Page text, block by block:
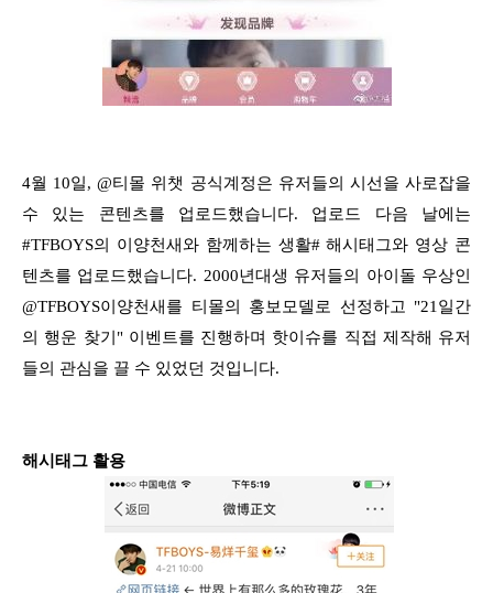
4월 10일, @티몰 위챗 공식계정은 유저들의 시선을 사로잡을
수 있는 콘텐츠를 업로드했습니다. 업로드 다음 날에는
#TFBOYS의 이양천새와 함께하는 생활# 해시태그와 영상 콘
텐츠를 업로드했습니다. 2000년대생 유저들의 아이돌 우상인
@TFBOYS이양천새를 티몰의 홍보모델로 선정하고 "21일간
의 행운 찾기" 이벤트를 진행하며 핫이슈를 직접 제작해 유저
들의 관심을 끌 수 있었던 것입니다.
해시태그 활용